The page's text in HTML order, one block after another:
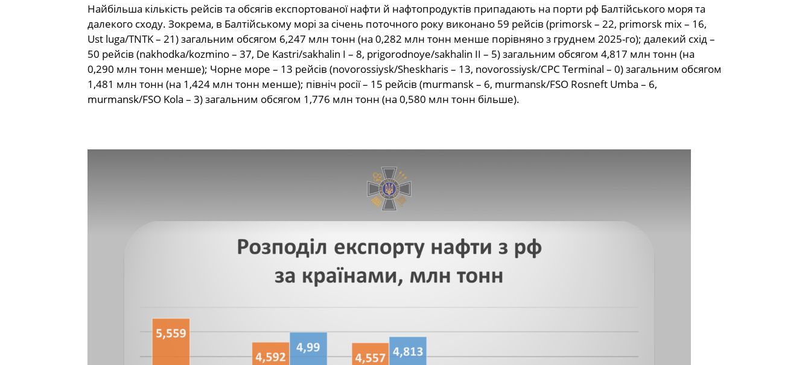
Найбільша кількість рейсів та обсягів експортованої нафти й нафтопродуктів припадають на порти рф Балтійського моря та
далекого сходу. Зокрема, в Балтійському морі за січень поточного року виконано 59 рейсів (primorsk – 22, primorsk mix – 16,
Ust luga/TNTK – 21) загальним обсягом 6,247 млн тонн (на 0,282 млн тонн менше порівняно з груднем 2025-го); далекий схід –
50 рейсів (nakhodka/kozmino – 37, De Kastri/sakhalin I – 8, prigorodnoye/sakhalin II – 5) загальним обсягом 4,817 млн тонн (на
0,290 млн тонн менше); Чорне море – 13 рейсів (novorossiysk/Sheskharis – 13, novorossiysk/CPC Terminal – 0) загальним обсягом
1,481 млн тонн (на 1,424 млн тонн менше); північ росії – 15 рейсів (murmansk – 6, murmansk/FSO Rosneft Umba – 6,
murmansk/FSO Kola – 3) загальним обсягом 1,776 млн тонн (на 0,580 млн тонн більше).